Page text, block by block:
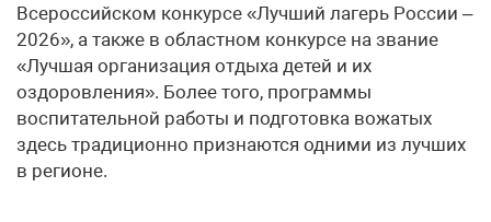
Всероссийском конкурсе «Лучший лагерь России –
2026», а также в областном конкурсе на звание
«Лучшая организация отдыха детей и их
оздоровления». Более того, программы
воспитательной работы и подготовка вожатых
здесь традиционно признаются одними из лучших
в регионе.